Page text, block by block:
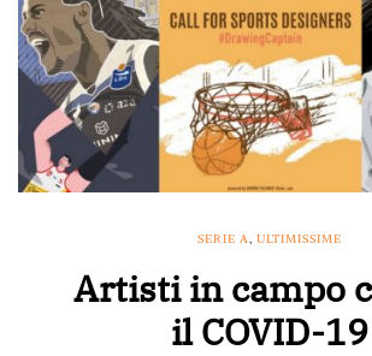
SERIE A, ULTIMISSIME
Artisti in campo
il COVID-19